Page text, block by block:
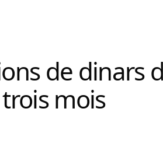
de dinars
mois